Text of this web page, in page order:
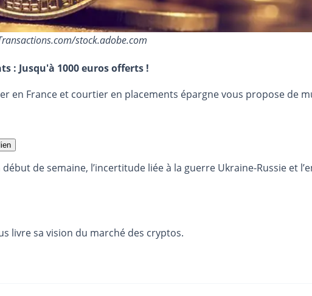
stock.adobe.com
: Jusqu'à 1000 euros offerts !
en France et courtier en placements épargne vous propose de
de semaine, l’incertitude liée à la guerre Ukraine-Russie et
livre sa vision du marché des cryptos.